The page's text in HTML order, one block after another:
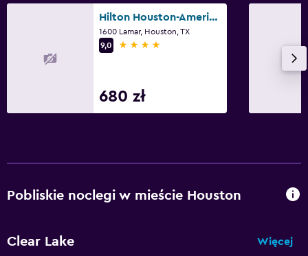
Hilton Houston-Americas
1600 Lamar, Houston, TX
9,0
4 gwiazdki
680 zł
Pobliskie noclegi w mieście Houston
Clear Lake Więcej